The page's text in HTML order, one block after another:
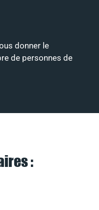
donner le
de personnes de
: